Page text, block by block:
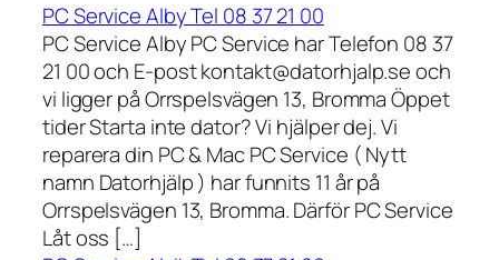
PC Service Alby Tel 08 37 21 00
PC Service Alby PC Service har Telefon 08 37
21 00 och E-post kontakt@datorhjalp.se och
vi ligger på Orrspelsvägen 13, Bromma Öppet
tider Starta inte dator? Vi hjälper dej. Vi
reparera din PC & Mac PC Service ( Nytt
namn Datorhjälp ) har funnits 11 år på
Orrspelsvägen 13, Bromma. Därför PC Service
Låt oss […]